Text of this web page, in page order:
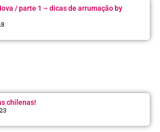
/ parte 1 – dicas de arrumação by
chilenas!